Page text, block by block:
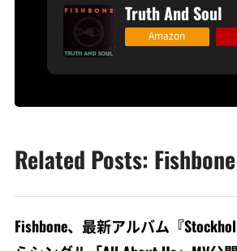
Truth And Soul
Amazon
Related Posts: Fishbone
Fishbone、最新アルバム『